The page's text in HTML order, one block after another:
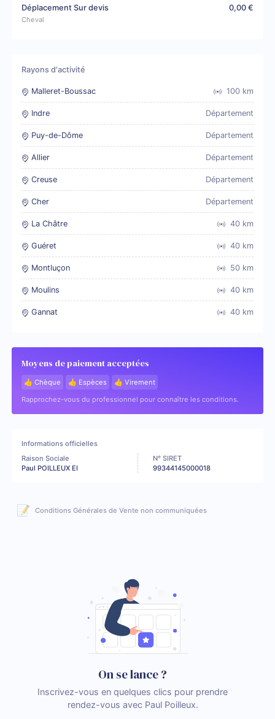
Déplacement Sur devis
Cheval
0,00 €
Rayons d'activité
Malleret-Boussac 100 km
Indre Département
Puy-de-Dôme Département
Allier Département
Creuse Département
Cher Département
La Châtre 40 km
Guéret 40 km
Montluçon 50 km
Moulins 40 km
Gannat 40 km
Moyens de paiement acceptées
👍 Chèque 👍 Espèces
👍 Virement
Rapprochez-vous du professionnel pour connaître les conditions.
Informations officielles
Raison Sociale
Paul POILLEUX EI
N° SIRET
99344145000018
📝 Conditions Générales de Vente non communiquées
On se lance ?
Inscrivez-vous en quelques clics pour prendre
rendez-vous avec Paul Poilleux.